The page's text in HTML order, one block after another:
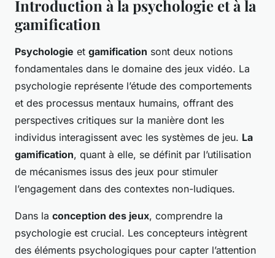
Introduction à la psychologie et à la
gamification
Psychologie et gamification sont deux notions
fondamentales dans le domaine des jeux vidéo. La
psychologie représente l’étude des comportements
et des processus mentaux humains, offrant des
perspectives critiques sur la manière dont les
individus interagissent avec les systèmes de jeu. La
gamification, quant à elle, se définit par l’utilisation
de mécanismes issus des jeux pour stimuler
l’engagement dans des contextes non-ludiques.
Dans la conception des jeux, comprendre la
psychologie est crucial. Les concepteurs intègrent
des éléments psychologiques pour capter l’attention